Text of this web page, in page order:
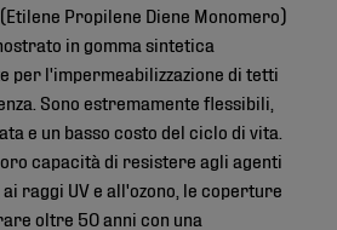
Propilene Diene Monomero)
in gomma sintetica
per l'impermeabilizzazione di tetti
Sono estremamente flessibili,
e un basso costo del ciclo di vita.
capacità di resistere agli agenti
raggi UV e all'ozono, le coperture
oltre 50 anni con una